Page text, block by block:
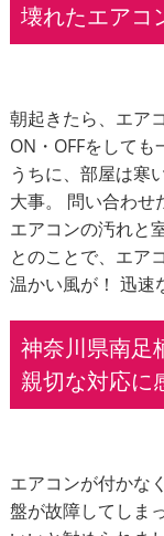
壊れたエアコ
朝起きたら、エア
ON・OFFをして
うちに、部屋は寒
大事。 問い合わせ
エアコンの汚れと
とのことで、エア
温かい風が！ 迅速
神奈川県南
親切な対応に
エアコンが付かな
盤が故障してしま